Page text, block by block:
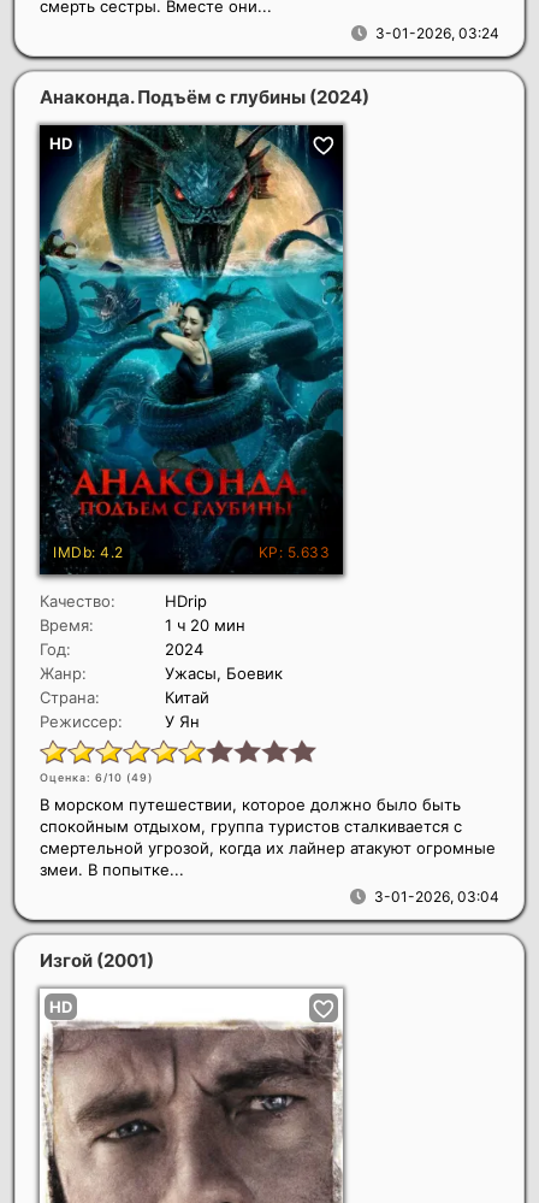
3-01-2026, 03:24
смерть сестры. Вместе они...
Анаконда. Подъём с глубины (2024)
Качество:
HDrip
Время:
1 ч 20 мин
Год:
2024
Жанр:
Ужасы, Боевик
Страна:
Китай
Режиссер:
У Ян
Оценка: 6/10 (49)
3-01-2026, 03:04
В морском путешествии, которое должно было быть
спокойным отдыхом, группа туристов сталкивается с
смертельной угрозой, когда их лайнер атакуют огромные
змеи. В попытке...
Изгой (2001)